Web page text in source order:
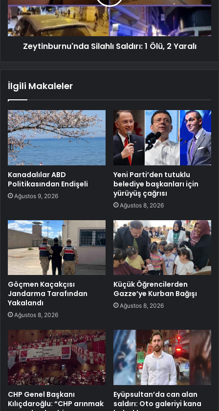
Zeytinburnu'nda Silahlı Saldırı: 1 Ölü, 2 Yaralı
İlgili Makaleler
Kanadalılar ABD
Politikasından Endişeli
Ağustos 9, 2026
Yeni Parti’den tutuklu
belediye başkanları için
yürüyüş çağrısı
Ağustos 8, 2026
Göçmen Kaçakçısı
Jandarma Tarafından
Yakalandı
Ağustos 8, 2026
Küçük Öğrencilerden
Gazze’ye Kurban Bağışı
Ağustos 8, 2026
CHP Genel Başkanı
Kılıçdaroğlu: “CHP arınmak
Eyüpsultan’da can alan
saldırı: Oto galeriyi kana